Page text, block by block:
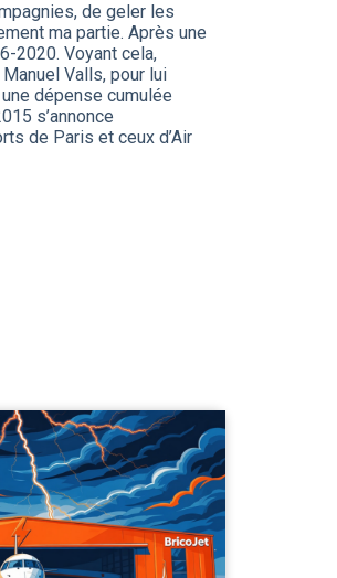
de geler les
ma partie. Après une
2020. Voyant cela,
Valls, pour lui
dépense cumulée
s’annonce
de Paris et ceux d’Air